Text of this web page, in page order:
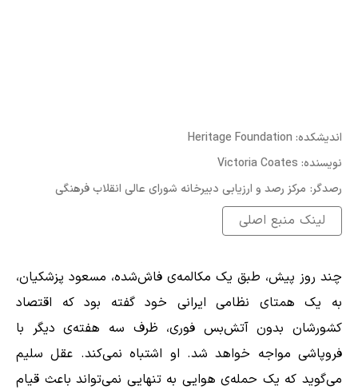
Heritage Foundation :اندیشکده
Victoria Coates :نویسنده
مرکز رصد و ارزیابی دبیرخانه شورای عالی انقلاب فرهنگی :رصدگر
لینک منبع اصلی
چند روز پیش، طبق یک مکالمه‌ی فاش‌شده، مسعود پزشکیان،
به یک همتای نظامی ایرانی خود گفته بود که اقتصاد
کشورشان بدون آتش‌بس فوری، ظرف سه هفته‌ی دیگر با
فروپاشی مواجه خواهد شد. او اشتباه نمی‌کند. عقل سلیم
می‌گوید که یک حمله‌ی هوایی به تنهایی نمی‌تواند باعث قیام